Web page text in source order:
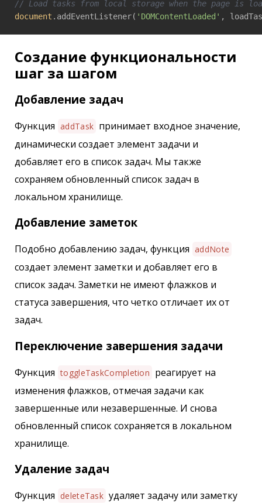
// Load tasks from local storage when the page is
document .addEventListener( 'DOMContentLoaded' ,
Создание функциональности
шаг за шагом
Добавление задач
Функция addTask принимает входное значение,
динамически создает элемент задачи и
добавляет его в список задач. Мы также
сохраняем обновленный список задач в
локальном хранилище.
Добавление заметок
Подобно добавлению задач, функция addNote
создает элемент заметки и добавляет его в
список задач. Заметки не имеют флажков и
статуса завершения, что четко отличает их от
задач.
Переключение завершения задачи
Функция toggleTaskCompletion реагирует на
изменения флажков, отмечая задачи как
завершенные или незавершенные. И снова
обновленный список сохраняется в локальном
хранилище.
Удаление задач
Функция deleteTask удаляет задачу или заметку